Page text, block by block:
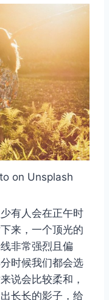
on Unsplash
有人会在正午时
来，一个顶光的
非常强烈且偏
时候我们都会选
说会比较柔和，
长长的影子，给